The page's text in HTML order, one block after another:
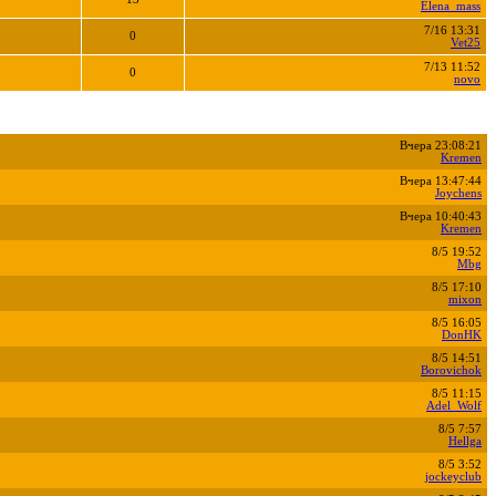
Elena_mass
0
7/16 13:31
Vet25
0
7/13 11:52
novo
Вчера 23:08:21
Kremen
Вчера 13:47:44
Joychens
Вчера 10:40:43
Kremen
8/5 19:52
Mbg
8/5 17:10
mixon
8/5 16:05
DonHK
8/5 14:51
Borovichok
8/5 11:15
Adel_Wolf
8/5 7:57
Hellga
8/5 3:52
jockeyclub